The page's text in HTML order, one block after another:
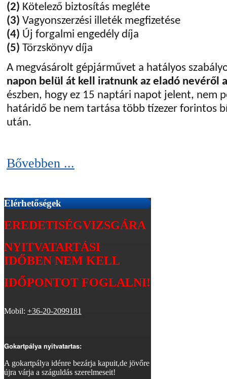
(2) Kötelező biztosítás megléte
(3) Vagyonszerzési illeték megfizetése
(4) Új forgalmi engedély díja
(5) Törzskönyv díja
A megvásárolt gépjárművet a hatályos
napon belül át kell iratnunk az eladó nevéről
észben, hogy ez 15 naptári napot jelent, nem
határidő be nem tartása több tízezer forintos
után.
Bővebben ...
Elérhetőségek
EREDETISÉGVIZSGÁRA
NYITVATARTÁSI
IDŐBEN NEM KELL
IDŐPONTOT FOGLALNI!
Mobil: +36-20-2099181
Gokartpálya nyitvatartas:
A gokartpálya idénre bezárja kapuit,de jövőre
újra várja a száguldás szerelmeseit!